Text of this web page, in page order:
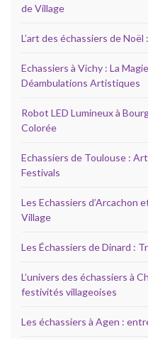
de Village
L’art des échassiers de
Echassiers à Vichy : La
Déambulations Artistiques
Robot LED Lumineux à
Colorée
Echassiers de Toulouse :
Festivals
Les Echassiers d’Arcachon
Village
Les Échassiers de Dinard :
L’univers des échassiers à
festivités villageoises
Les échassiers à Agen :